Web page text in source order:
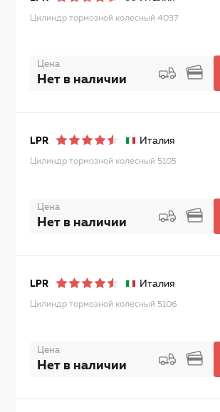
Цилиндр тормозной колесный 4037
Цена
Нет в наличии
LPR Италия
Цилиндр тормозной колесный 5105
Цена
Нет в наличии
LPR Италия
Цилиндр тормозной колесный 5106
Цена
Нет в наличии